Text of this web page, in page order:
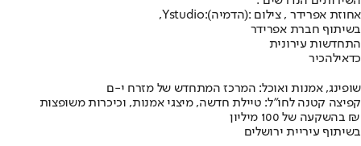
אחוזת אפרידר , צילום :(הדמיה):Ystudio,
בשיתוף חברת אפרידר
התחדשות עירונית
כדאילהכיר
שופינג, אמנות ואוכל: המרכז המתחדש של מזרח י-ם
קפיצה קטנה לחו"ל: טיילת חדשה, מיצגי אמנות, וכיכרות משופצות
בהשקעה של 100 מיליון ₪
בשיתוף עיריית ירושלים